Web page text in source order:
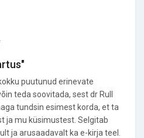
puutunud erinevate
teda soovitada, sest dr Rull
tundsin esimest korda, et ta
ja mu küsimustest. Selgitab
ja arusaadavalt ka e-kirja teel.